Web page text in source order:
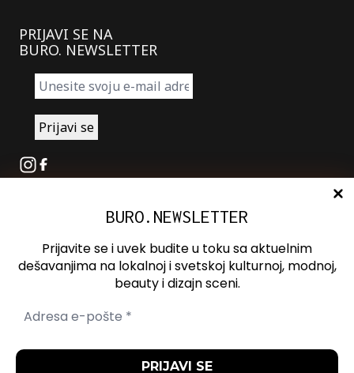
PRIJAVI SE NA
BURO. NEWSLETTER
Instagram
Facebook
Oglašavanje
Kontakt
Spotify
BURO.NEWSLETTER
Prijavite se i uvek budite u toku sa aktuelnim
dešavanjima na lokalnoj i svetskoj kulturnoj, modnoj,
beauty i dizajn sceni.